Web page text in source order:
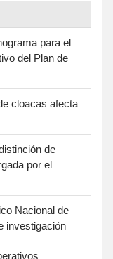
para el
del Plan de
cloacas afecta
de
por el
Nacional de
investigación